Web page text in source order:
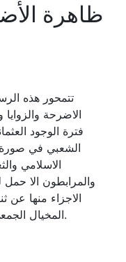
ظاهرة
تتمحور هذه
الاضرحة
فترة الوجود
الشعبي في
الاسلامي
والمرابطون الا
الاجزاء منها عن
المخيال